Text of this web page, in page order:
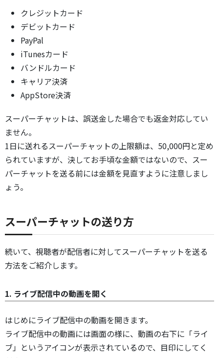
クレジットカード
デビットカード
PayPal
iTunesカード
バンドルカード
キャリア決済
AppStore決済
スーパーチャットは、誤送金した場合でも返金対応してい
ません。
1日に送れるスーパーチャットの上限額は、50,000円と定め
られていますが、決してお手頃な金額ではないので、スー
パーチャットを送る前には金額を見直すように注意しまし
ょう。
スーパーチャットの送り方
続いて、視聴者が配信者に対してスーパーチャットを送る
方法をご紹介します。
1. ライブ配信中の動画を開く
はじめにライブ配信中の動画を開きます。
ライブ配信中の動画には画面の様に、動画の右下に「ライ
ブ」というアイコンが表示されているので、目印にしてく